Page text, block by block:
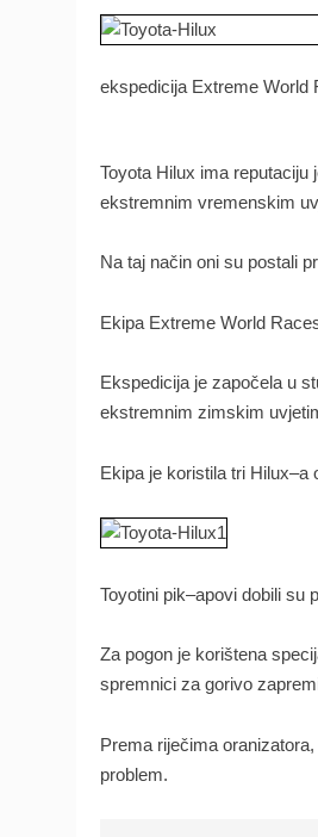
ekspedicija Extreme World
Toyota Hilux ima reputaciju
ekstremnim vremenskim
Na taj način oni su postali
Ekipa Extreme World
Ekspedicija je započela u
ekstremnim zimskim
Ekipa je koristila tri Hilux–a
Toyotini pik–apovi dobili su
Za pogon je korištena
spremnici za gorivo
Prema riječima oranizatora,
problem.